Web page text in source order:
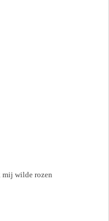
mij wilde rozen